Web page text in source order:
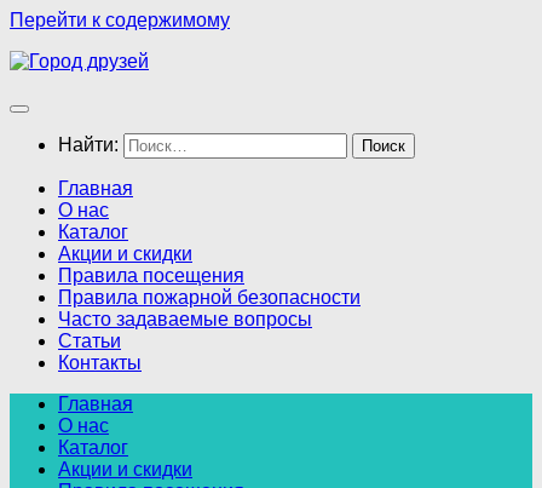
Перейти к содержимому
Найти:
Главная
О нас
Каталог
Акции и скидки
Правила посещения
Правила пожарной безопасности
Часто задаваемые вопросы
Статьи
Контакты
Главная
О нас
Каталог
Акции и скидки